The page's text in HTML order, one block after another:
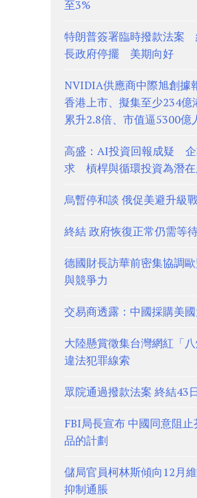
至3%
特朗普簽署臨時撥款法案
長政府停擺 美期向好
NVIDIA供應商中際旭創據
香港上市、擬集至少234
累升2.8倍、市值逼5300億
高盛：AI投資回報成疑 企
求 槓桿與循環投資為潛在
烏暫停和談 俄促美避升級
終結 政府恢復正常仍需等
德國財長訪華前密集協調
與競爭力
交易商透露：中國採購美
大陸懸賞徵集台灣網紅「八
違法犯罪線索
眾院通過撥款法案 終結43
FBI局長宣布 中國同意阻
品的計劃
儲局官員柯林斯傾向12月
抑制通脹